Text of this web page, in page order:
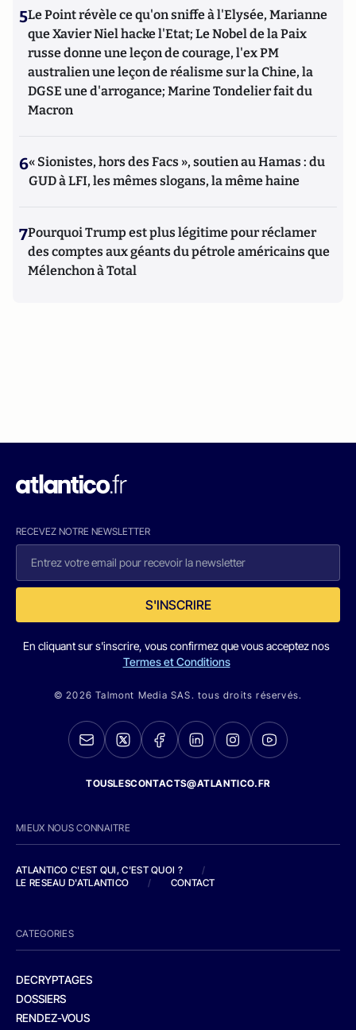
5Le Point révèle ce qu'on sniffe à l'Elysée, Marianne
que Xavier Niel hacke l'Etat; Le Nobel de la Paix
russe donne une leçon de courage, l'ex PM
australien une leçon de réalisme sur la Chine, la
DGSE une d'arrogance; Marine Tondelier fait du
Macron
6« Sionistes, hors des Facs », soutien au Hamas : du
GUD à LFI, les mêmes slogans, la même haine
7Pourquoi Trump est plus légitime pour réclamer
des comptes aux géants du pétrole américains que
Mélenchon à Total
RECEVEZ NOTRE NEWSLETTER
S'INSCRIRE
En cliquant sur s'inscrire, vous confirmez que vous acceptez nos
Termes et Conditions
© 2026 Talmont Media SAS. tous droits réservés.
TOUSLESCONTACTS@ATLANTICO.FR
MIEUX NOUS CONNAITRE
ATLANTICO C'EST QUI, C'EST QUOI ?
/
LE RESEAU D'ATLANTICO
/ CONTACT
CATEGORIES
DECRYPTAGES
DOSSIERS
RENDEZ-VOUS